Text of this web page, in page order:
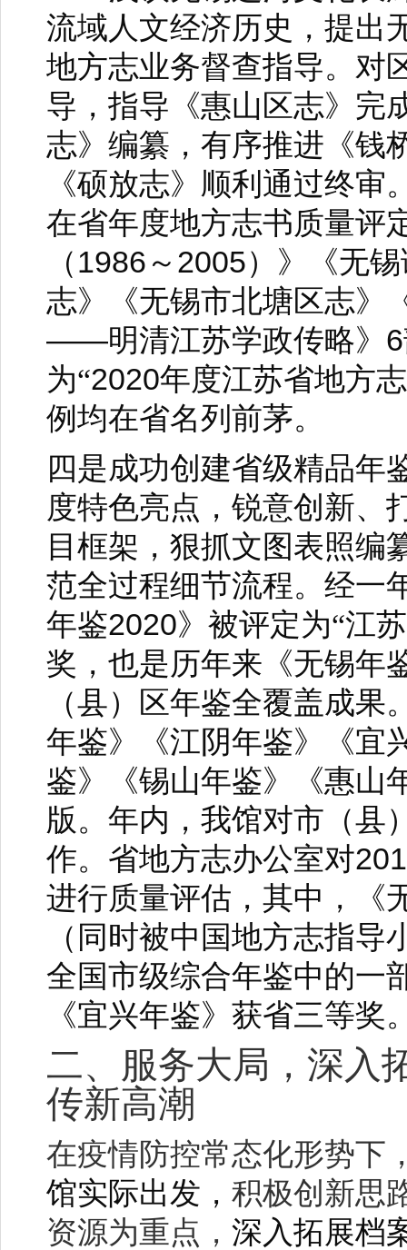
流域人文经济历史，提出
地方志业务督查指导。对
导，指导《惠山区志》完
志》编纂，有序推进《钱
《硕放志》顺利通过终
在省年度地方志书质量评
（1986 ～ 2005）》《无
志》《无锡市北塘区志》
——明清江苏学政传略》 6
为“2020年度江苏省地方
例均在省名列前茅。
四是成功创建省级精品年
度特色亮点，锐意创新、
目框架，狠抓文图表照编
范全过程细节流程。经一
年鉴2020》被评定为“江
奖，也是历年来《无锡年
（县）区年鉴全覆盖成果
年鉴》《江阴年鉴》《宜
鉴》《锡山年鉴》《惠山
版。年内，我馆对市（县
作。省地方志办公室对
进行质量评估，其中，《
（同时被中国地方志指
全国市级综合年鉴中的一
《宜兴年鉴》获省三等奖
二、服务大局，深入
传新高潮
在疫情防控常态化形势下
馆实际出发， 积极创新思
资源为重点， 深入拓展档